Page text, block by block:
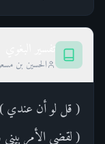
الحسين بن
( قل لو أن عندي )
( لقضي الأمر